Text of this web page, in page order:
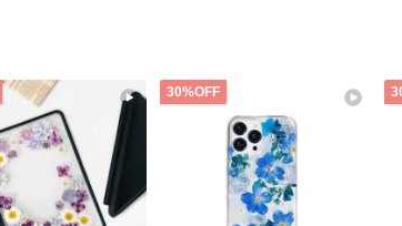
30%OFF